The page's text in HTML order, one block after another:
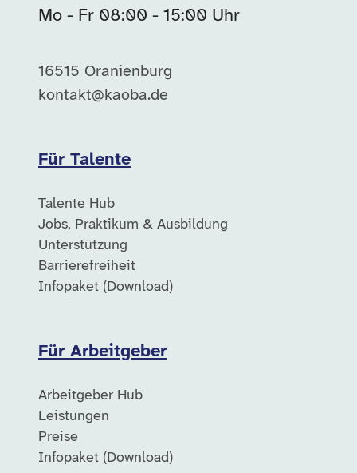
Mo - Fr 08:00 - 15:00 Uhr
16515 Oranienburg
kontakt@kaoba.de
Für Talente
Talente Hub
Jobs, Praktikum & Ausbildung
Unterstützung
Barrierefreiheit
Infopaket (Download)
Für Arbeitgeber
Arbeitgeber Hub
Leistungen
Preise
Infopaket (Download)